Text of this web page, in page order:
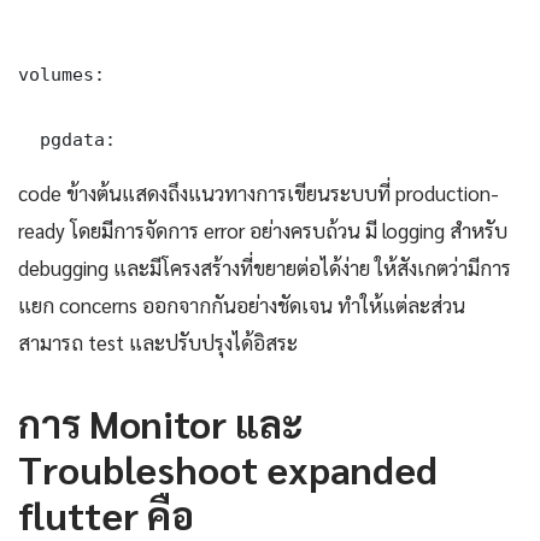
volumes:
  pgdata:
code ข้างต้นแสดงถึงแนวทางการเขียนระบบที่ production-
ready โดยมีการจัดการ error อย่างครบถ้วน มี logging สำหรับ
debugging และมีโครงสร้างที่ขยายต่อได้ง่าย ให้สังเกตว่ามีการ
แยก concerns ออกจากกันอย่างชัดเจน ทำให้แต่ละส่วน
สามารถ test และปรับปรุงได้อิสระ
การ Monitor และ
Troubleshoot expanded
flutter คือ